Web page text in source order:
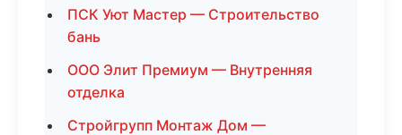
ПСК Уют Мастер — Строительство
бань
ООО Элит Премиум — Внутренняя
отделка
Стройгрупп Монтаж Дом —